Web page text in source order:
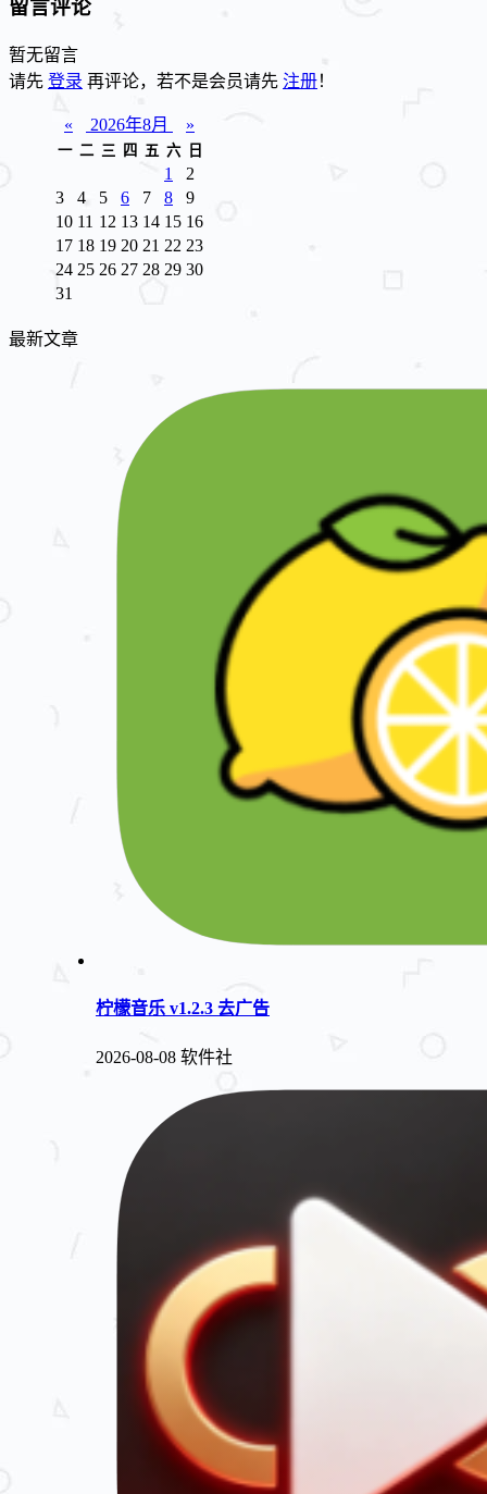
留言评论
暂无留言
请先 登录 再评论，若不是会员请先 注册！
« 2026年8月 »
一 二 三 四 五 六 日
1
2
3
4 5 6 7 8
9
10 11 12 13 14 15 16
17 18 19 20 21 22 23
24 25 26 27 28 29 30
31
最新文章
柠檬音乐 v1.2.3 去广告
2026-08-08 软件社